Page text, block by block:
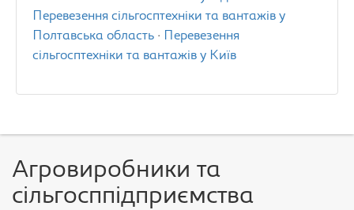
Перевезення сільгосптехніки та вантажів у
Полтавська область ·
Перевезення
сільгосптехніки та вантажів у Київ
Агровиробники та
сільгосппідприємства